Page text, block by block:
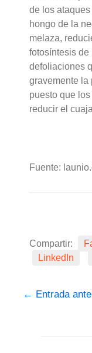
de los ataques
hongo de la
melaza,
fotosíntesis
defoliaciones
gravemente la
puesto que
reducir el
Fuente:
Compartir:
LinkedIn
← Entrada